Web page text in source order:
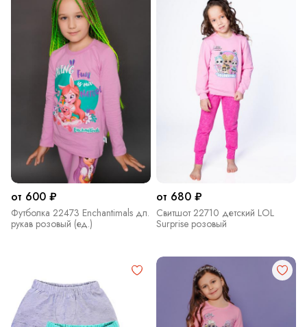
от 600 ₽
Футболка 22473 Enchantimals дл.
рукав розовый (ед.)
от 680 ₽
Свитшот 22710 детский LOL
Surprise розовый